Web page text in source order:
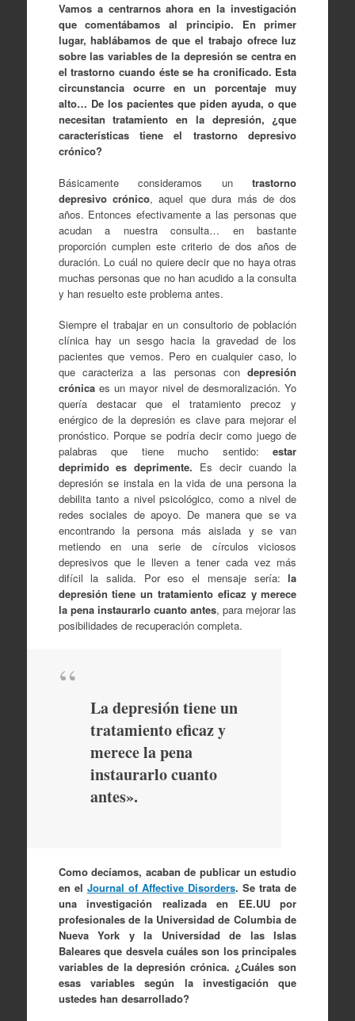
Vamos a centrarnos ahora en la investigación
que comentábamos al principio. En primer
lugar, hablábamos de que el trabajo ofrece luz
sobre las variables de la depresión se centra en
el trastorno cuando éste se ha cronificado. Esta
circunstanciaocurre en un porcentaje muy
alto… De los pacientes que piden ayuda, o que
necesitan tratamiento en la depresión, ¿que
características tiene el trastorno depresivo
crónico?
Básicamente consideramos untrastorno
depresivo crónico, aquel que dura más de dos
años. Entonces efectivamente a las personas que
acudan a nuestra consulta… en bastante
proporción cumplen este criterio de dos años de
duración. Lo cuál no quiere decir que no haya otras
muchas personas que no han acudido a la consulta
y han resuelto este problema antes.
Siempre el trabajar en un consultorio de población
clínica hay un sesgo hacia la gravedad de los
pacientes que vemos. Pero en cualquier caso, lo
que caracteriza a las personas condepresión
crónica es un mayor nivel de desmoralización. Yo
quería destacar que el tratamiento precoz y
enérgico de la depresión es clave para mejorar el
pronóstico. Porque se podría decir como juego de
palabras que tiene mucho sentido:estar
deprimido es deprimente. Es decir cuando la
depresión se instala en la vida de una persona la
debilita tanto a nivel psicológico, como a nivel de
redes sociales de apoyo. De manera que se va
encontrando la persona más aislada y se van
metiendo en una serie de círculos viciosos
depresivos que le lleven a tener cada vez más
difícil la salida. Por eso el mensaje sería:la
depresión tiene un tratamiento eficaz y merece
la pena instaurarlo cuanto antes, para mejorar las
posibilidades de recuperación completa.
La depresión tiene un
tratamiento eficaz y
merece la pena
instaurarlo cuanto
antes».
Como decíamos, acaban de publicar un estudio
en el Journal of Affective Disorders. Se trata de
una investigación realizada en EE.UU por
profesionales de la Universidad de Columbia de
Nueva York y la Universidad de las Islas
Baleares que desvela cuáles son los principales
variables de la depresión crónica. ¿Cuáles son
esas variables según la investigación que
ustedes han desarrollado?